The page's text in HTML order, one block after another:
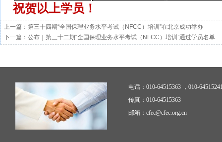
祝贺以上学员！
上一篇： 第三十四期“全国保理业务水平考试（NFCC）培训”在北京成功举办
下一篇： 公布｜第三十二期“全国保理业务水平考试（NFCC）培训”通过学员名单
电话：010-64515363 ，010-
传真：010-64515363
邮箱：cfec@cfec.org.cn